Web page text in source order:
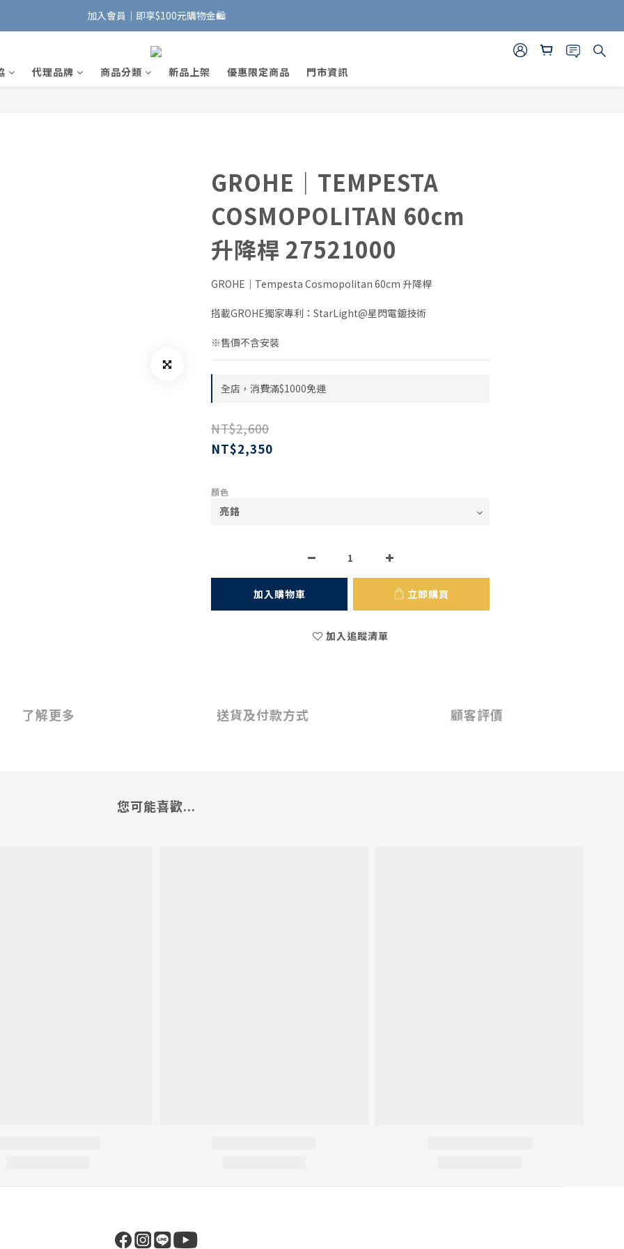
加入會員｜即享$100元購物金🛍️
加入會員｜即享$100元購物金🛍️
安裝維修服務｜Line ID @885wywfl
好友募集中｜官方Line ID @746aztjp
代理品牌 商品分類 新品上架 優惠限定商品 門市資訊
GROHE｜TEMPESTA
COSMOPOLITAN 60cm
升降桿 27521000
GROHE｜Tempesta Cosmopolitan 60cm 升降桿
搭載GROHE獨家專利：StarLight@星閃電鍍技術
※售價不含安裝
全店，消費滿$1000免運
NT$2,600
NT$2,350
顏色
加入購物車 立即購買
加入追蹤清單
了解更多 送貨及付款方式 顧客評價
您可能喜歡...